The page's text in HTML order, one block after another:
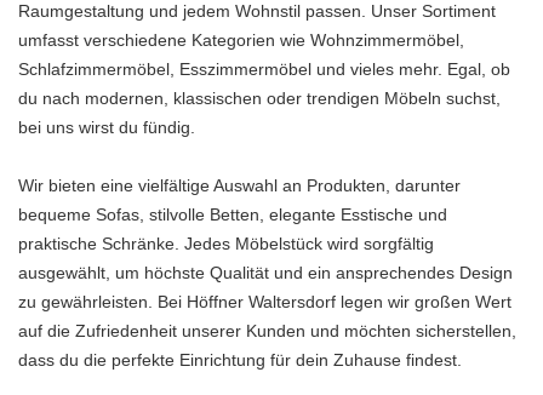
Raumgestaltung und jedem Wohnstil passen. Unser Sortiment
umfasst verschiedene Kategorien wie Wohnzimmermöbel,
Schlafzimmermöbel, Esszimmermöbel und vieles mehr. Egal, ob
du nach modernen, klassischen oder trendigen Möbeln suchst,
bei uns wirst du fündig.
Wir bieten eine vielfältige Auswahl an Produkten, darunter
bequeme Sofas, stilvolle Betten, elegante Esstische und
praktische Schränke. Jedes Möbelstück wird sorgfältig
ausgewählt, um höchste Qualität und ein ansprechendes Design
zu gewährleisten. Bei Höffner Waltersdorf legen wir großen Wert
auf die Zufriedenheit unserer Kunden und möchten sicherstellen,
dass du die perfekte Einrichtung für dein Zuhause findest.